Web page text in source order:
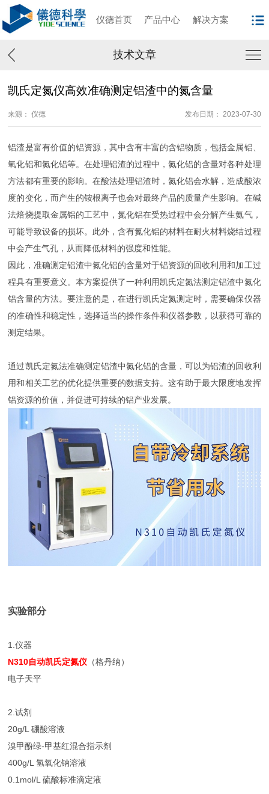
仪德首页 产品中心 解决方案
技术文章
凯氏定氮仪高效准确测定铝渣中的氮含量
来源： 仪德 发布日期： 2023-07-30
铝渣是富有价值的铝资源，其中含有丰富的含铝物质，包括金属铝、
氧化铝和氮化铝等。在处理铝渣的过程中，氮化铝的含量对各种处理
方法都有重要的影响。在酸法处理铝渣时，氮化铝会水解，造成酸浓
度的变化，而产生的铵根离子也会对最终产品的质量产生影响。在碱
法焙烧提取金属铝的工艺中，氮化铝在受热过程中会分解产生氨气，
可能导致设备的损坏。此外，含有氮化铝的材料在耐火材料烧结过程
中会产生气孔，从而降低材料的强度和性能。
因此，准确测定铝渣中氮化铝的含量对于铝资源的回收利用和加工过
程具有重要意义。本方案提供了一种利用凯氏定氮法测定铝渣中氮化
铝含量的方法。要注意的是，在进行凯氏定氮测定时，需要确保仪器
的准确性和稳定性，选择适当的操作条件和仪器参数，以获得可靠的
测定结果。
通过凯氏定氮法准确测定铝渣中氮化铝的含量，可以为铝渣的回收利
用和相关工艺的优化提供重要的数据支持。这有助于最大限度地发挥
铝资源的价值，并促进可持续的铝产业发展。
实验部分
1.仪器
N310自动凯氏定氮仪 （格丹纳）
电子天平
2.试剂
20g/L 硼酸溶液
溴甲酚绿-甲基红混合指示剂
400g/L 氢氧化钠溶液
0.1mol/L 硫酸标准滴定液